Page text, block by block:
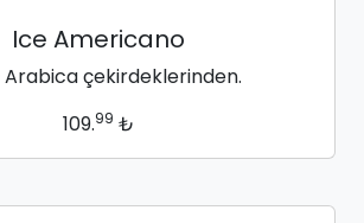
Ice Americano
Arabica çekirdeklerinden.
109.99 ₺